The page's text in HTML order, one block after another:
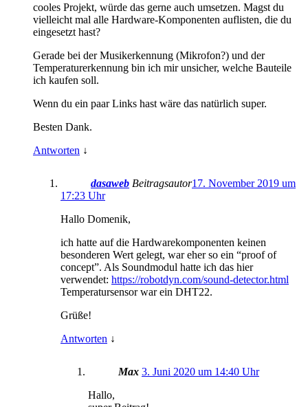
cooles Projekt, würde das gerne auch umsetzen. Magst du
vielleicht mal alle Hardware-Komponenten auflisten, die du
eingesetzt hast?
Gerade bei der Musikerkennung (Mikrofon?) und der
Temperaturerkennung bin ich mir unsicher, welche Bauteile
ich kaufen soll.
Wenn du ein paar Links hast wäre das natürlich super.
Besten Dank.
Antworten ↓
dasaweb Beitragsautor17. November 2019 um
17:23 Uhr
Hallo Domenik,
ich hatte auf die Hardwarekomponenten keinen
besonderen Wert gelegt, war eher so ein “proof of
concept”. Als Soundmodul hatte ich das hier
verwendet: https://robotdyn.com/sound-detector.html
Temperatursensor war ein DHT22.
Grüße!
Antworten ↓
Max 3. Juni 2020 um 14:40 Uhr
Hallo,